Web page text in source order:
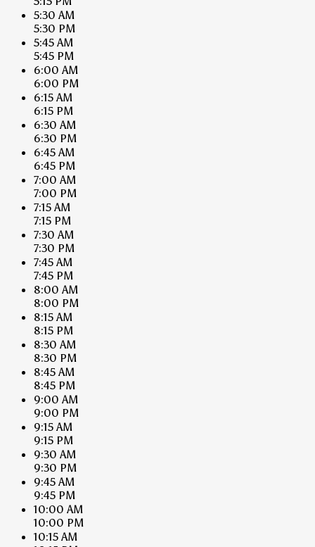
5:30 AM
5:30 PM
5:45 AM
5:45 PM
6:00 AM
6:00 PM
6:15 AM
6:15 PM
6:30 AM
6:30 PM
6:45 AM
6:45 PM
7:00 AM
7:00 PM
7:15 AM
7:15 PM
7:30 AM
7:30 PM
7:45 AM
7:45 PM
8:00 AM
8:00 PM
8:15 AM
8:15 PM
8:30 AM
8:30 PM
8:45 AM
8:45 PM
9:00 AM
9:00 PM
9:15 AM
9:15 PM
9:30 AM
9:30 PM
9:45 AM
9:45 PM
10:00 AM
10:00 PM
10:15 AM